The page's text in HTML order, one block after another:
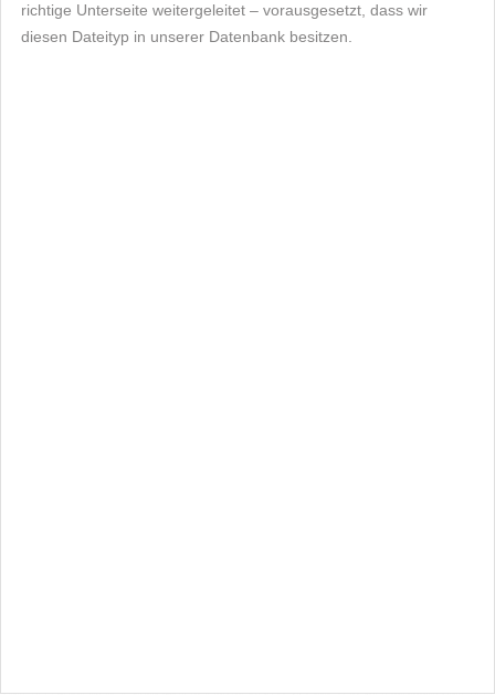
richtige Unterseite weitergeleitet – vorausgesetzt, dass wir
diesen Dateityp in unserer Datenbank besitzen.